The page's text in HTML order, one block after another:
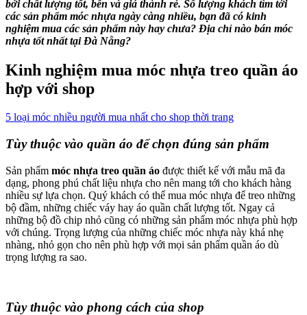
kinh
nghiệm
mua
móc
treo
quần
áo
với
bởi chất lượng tốt, bền và giá thành rẻ. Số lượng khách tìm tới
các sản phẩm móc nhựa ngày càng nhiều, bạn đã có kinh
nghiệm mua các sản phẩm này hay chưa? Địa chỉ nào bán móc
nhựa tốt nhất tại Đà Nẵng?
Kinh nghiệm mua móc nhựa treo quần áo
hợp với shop
5 loại móc nhiều người mua nhất cho shop thời trang
Tùy thuộc vào quần áo để chọn đúng sản phẩm
Sản phẩm móc nhựa treo quần áo được thiết kế với mẫu mã đa
dạng, phong phú chất liệu nhựa cho nên mang tới cho khách hàng
nhiều sự lựa chọn. Quý khách có thể mua móc nhựa để treo những
bộ đầm, những chiếc váy hay áo quần chất lượng tốt. Ngay cả
những bộ đồ chip nhỏ cũng có những sản phẩm móc nhựa phù hợp
với chúng. Trọng lượng của những chiếc móc nhựa này khá nhẹ
nhàng, nhỏ gọn cho nên phù hợp với mọi sản phẩm quần áo dù
trọng lượng ra sao.
Tùy thuộc vào phong cách của shop